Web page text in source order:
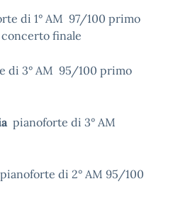
di 1° AM 97/100 primo
finale
di 3° AM 95/100 primo
pianoforte di 3° AM
pianoforte di 2° AM 95/100